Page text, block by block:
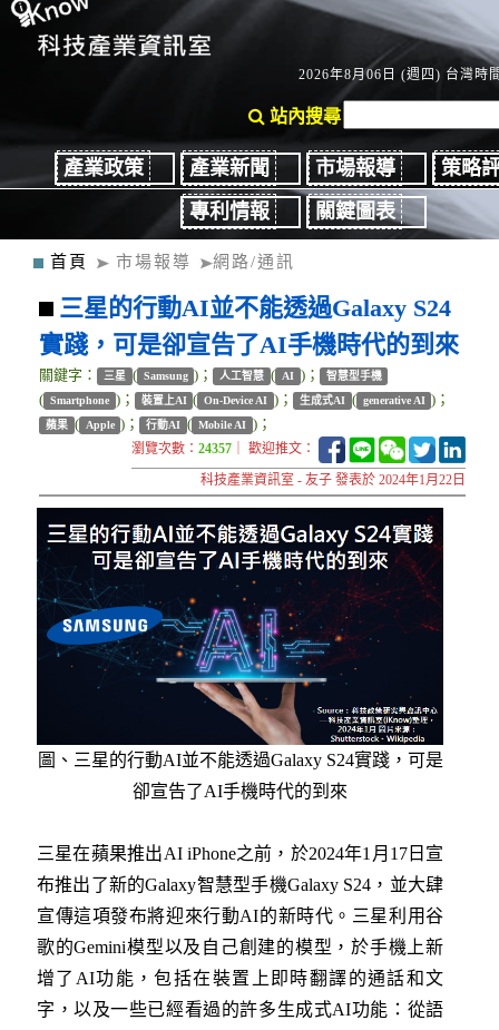
2026年8月06日 (週四) 台灣時
站內搜尋
產業政策 產業新聞 市場報導
策略
專利情報
關鍵圖表
首頁 市場報導 網路/通訊
三星的行動AI並不能透過Galaxy S24
實踐，可是卻宣告了AI手機時代的到來
關鍵字： 三星 ( Samsung )； 人工智慧 ( AI )； 智慧型手機
( Smartphone )； 裝置上AI ( On-Device AI )； 生成式AI ( generative AI )；
蘋果 ( Apple )； 行動AI ( Mobile AI )；
瀏覽次數：24357 ｜ 歡迎推文：
科技產業資訊室 - 友子 發表於 2024年1月22日
圖、三星的行動AI並不能透過Galaxy S24實踐，可是
卻宣告了AI手機時代的到來
三星在蘋果推出AI iPhone之前，於2024年1月17日宣
布推出了新的Galaxy智慧型手機Galaxy S24，並大肆
宣傳這項發布將迎來行動AI的新時代。三星利用谷
歌的Gemini模型以及自己創建的模型，於手機上新
增了AI功能，包括在裝置上即時翻譯的通話和文
字，以及一些已經看過的許多生成式AI功能：從語